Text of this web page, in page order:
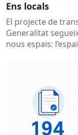
Ens locals
El projecte de
Generalitat
nous espais: